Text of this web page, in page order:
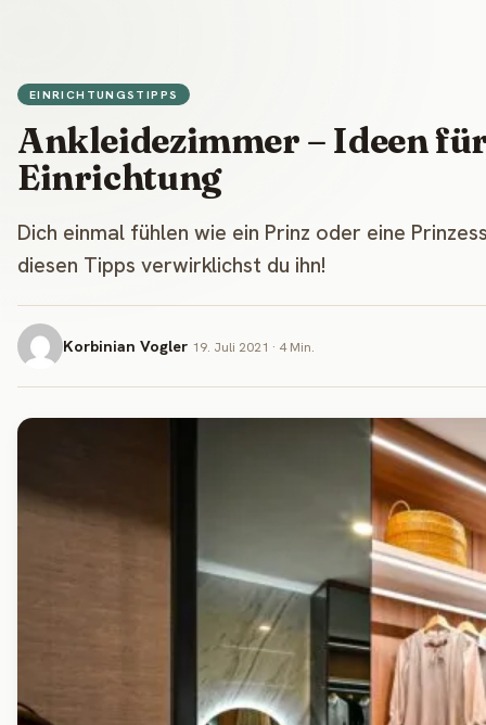
EINRICHTUNGSTIPPS
Ankleidezimmer – Ideen
Einrichtung
Dich einmal fühlen wie ein Prinz oder eine
diesen Tipps verwirklichst du ihn!
Korbinian Vogler 19. Juli 2021 · 4 Min.